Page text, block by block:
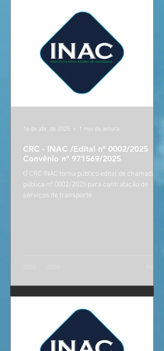
CRC - INAC /Edital nº 0002/2025
Convênio nº 971569/2025
O CRC INAC torna público edital de chamada
pública nº 0002/2025 para contratação de
serviços de transporte.
16 de abr. de 2025 1 min de leitura